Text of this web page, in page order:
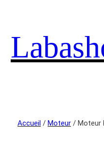
Accueil / Moteur / Moteur